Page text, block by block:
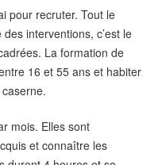
pour recruter. Tout le
interventions, c’est le
La formation de
16 et 55 ans et habiter
mois. Elles sont
et connaître les